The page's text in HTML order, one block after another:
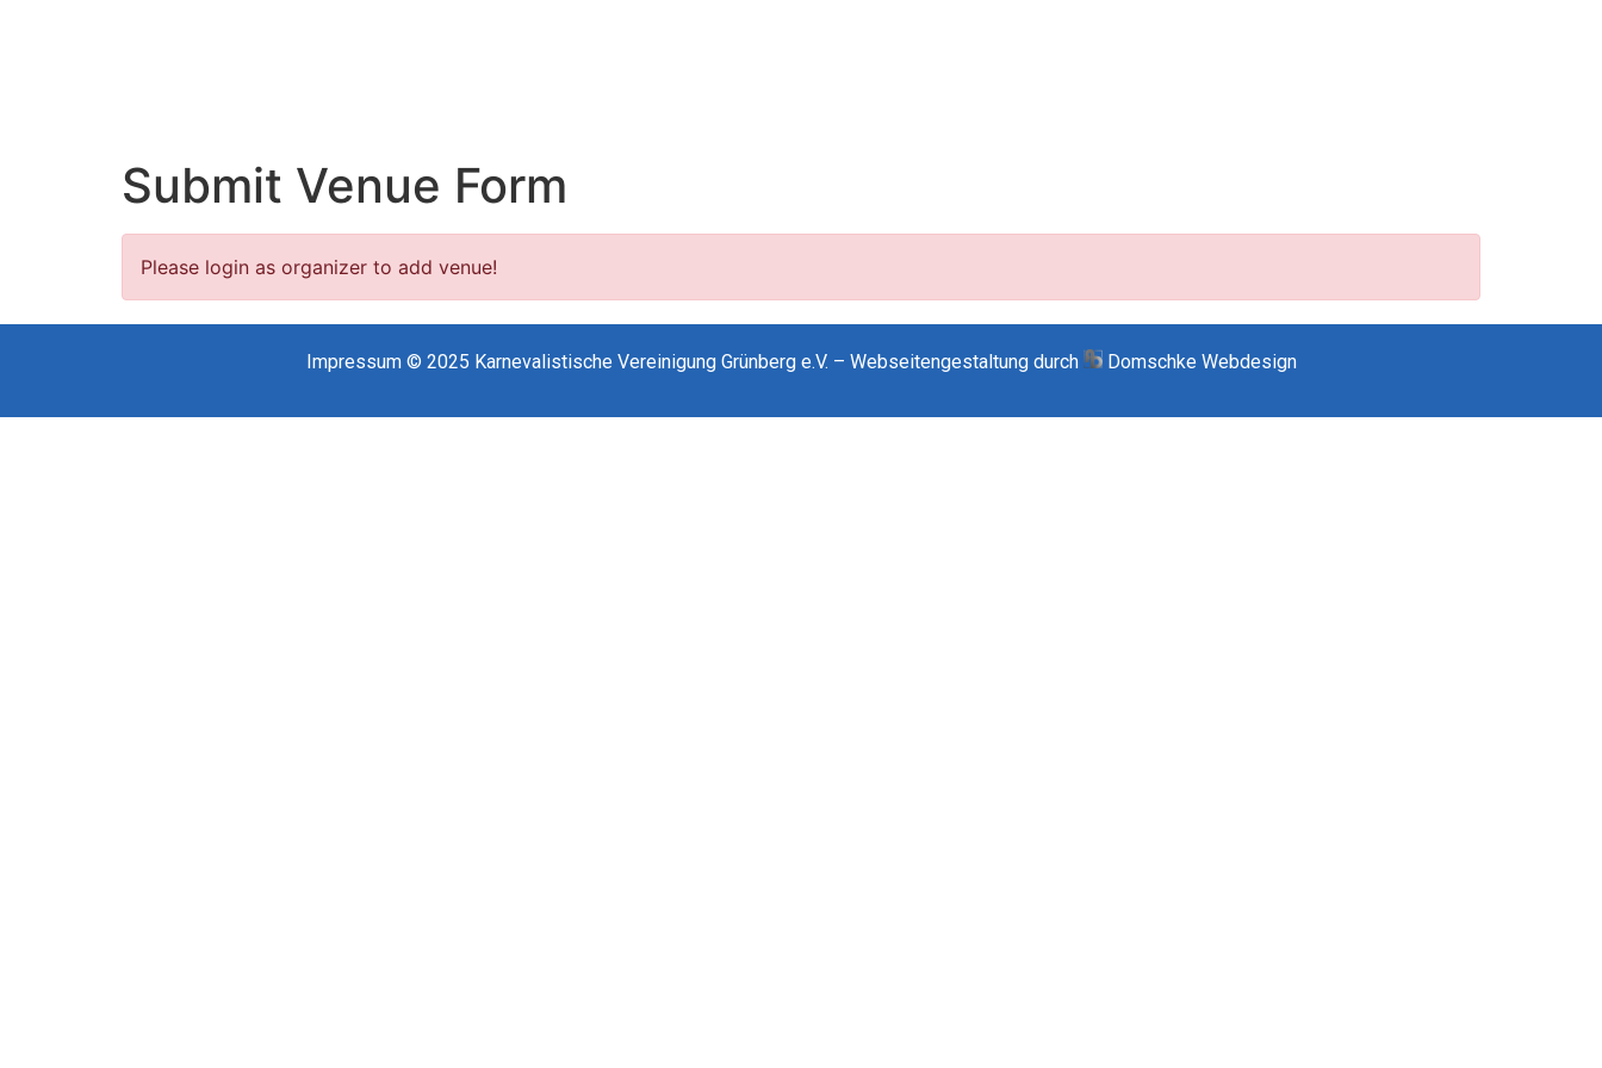
Submit Venue Form
Please login as organizer to add venue!
Impressum© 2025 Karnevalistische Vereinigung Grünberg e.V. – Webseitengestaltung durch Domschke Webdesign